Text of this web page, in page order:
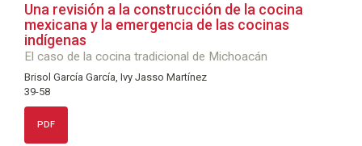
Una revisión a la construcción de la cocina
mexicana y la emergencia de las cocinas
indígenas
El caso de la cocina tradicional de Michoacán
Brisol García García, Ivy Jasso Martínez
39-58
PDF